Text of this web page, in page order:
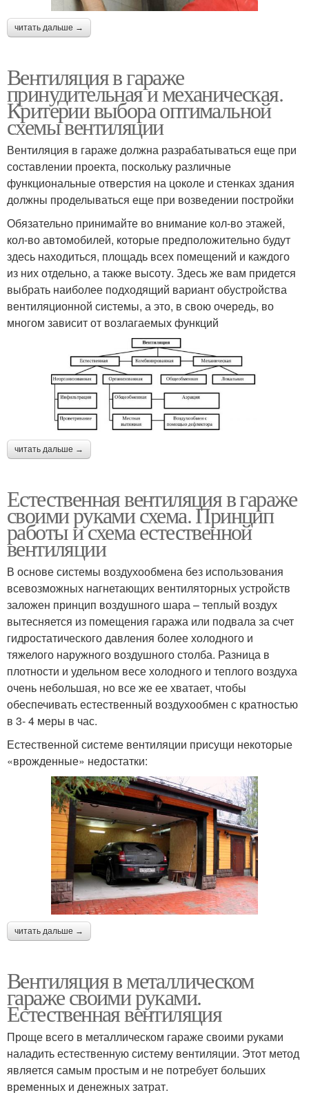
читать дальше →
Вентиляция в гараже
принудительная и механическая.
Критерии выбора оптимальной
схемы вентиляции
Вентиляция в гараже должна разрабатываться еще при
составлении проекта, поскольку различные
функциональные отверстия на цоколе и стенках здания
должны проделываться еще при возведении постройки
Обязательно принимайте во внимание кол-во этажей,
кол-во автомобилей, которые предположительно будут
здесь находиться, площадь всех помещений и каждого
из них отдельно, а также высоту. Здесь же вам придется
выбрать наиболее подходящий вариант обустройства
вентиляционной системы, а это, в свою очередь, во
многом зависит от возлагаемых функций
читать дальше →
Естественная вентиляция в гараже
своими руками схема. Принцип
работы и схема естественной
вентиляции
В основе системы воздухообмена без использования
всевозможных нагнетающих вентиляторных устройств
заложен принцип воздушного шара – теплый воздух
вытесняется из помещения гаража или подвала за счет
гидростатического давления более холодного и
тяжелого наружного воздушного столба. Разница в
плотности и удельном весе холодного и теплого воздуха
очень небольшая, но все же ее хватает, чтобы
обеспечивать естественный воздухообмен с кратностью
в 3- 4 меры в час.
Естественной системе вентиляции присущи некоторые
«врожденные» недостатки:
читать дальше →
Вентиляция в металлическом
гараже своими руками.
Естественная вентиляция
Проще всего в металлическом гараже своими руками
наладить естественную систему вентиляции. Этот метод
является самым простым и не потребует больших
временных и денежных затрат.